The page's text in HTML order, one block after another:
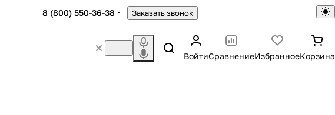
8 (800) 550-36-38 Заказать звонок
ВойтиСравнениеИзбранноеКорзина